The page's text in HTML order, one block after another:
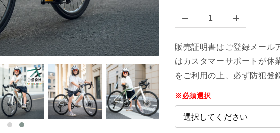
販売証明書はご登録メー
はカスタマーサポートが休
をご利用の上、必ず防犯登
※必須選択